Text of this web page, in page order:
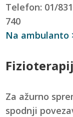
Telefon: 01/
740
Na ambulanto
Za ažurno
spodnji